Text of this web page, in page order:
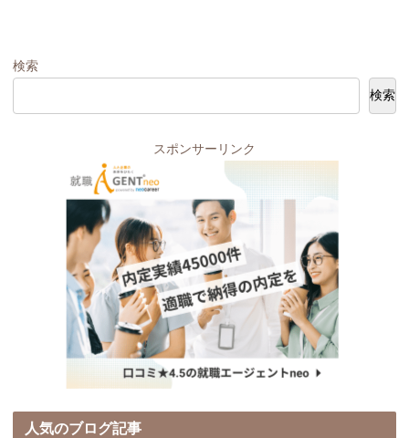
検索
検索
スポンサーリンク
人気のブログ記事